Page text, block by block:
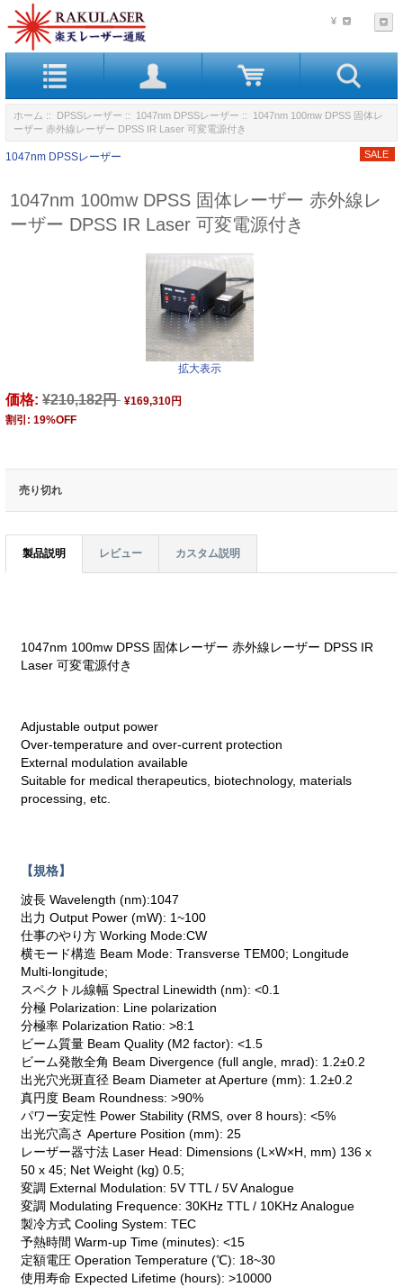
¥
ホーム :: DPSSレーザー :: 1047nm DPSSレーザー :: 1047nm 100mw DPSS 固体レ
ーザー 赤外線レーザー DPSS IR Laser 可変電源付き
1047nm DPSSレーザー
1047nm 100mw DPSS 固体レーザー 赤外線レ
ーザー DPSS IR Laser 可変電源付き
拡大表示
価格: ¥210,182円 ¥169,310円
割引: 19%OFF
売り切れ
製品説明 レビュー カスタム説明
1047nm 100mw DPSS 固体レーザー 赤外線レーザー DPSS IR
Laser 可変電源付き
Adjustable output power
Over-temperature and over-current protection
External modulation available
Suitable for medical therapeutics, biotechnology, materials
processing, etc.
【規格】
波長 Wavelength (nm):1047
出力 Output Power (mW): 1~100
仕事のやり方 Working Mode:CW
横モード構造 Beam Mode: Transverse TEM00; Longitude
Multi-longitude;
スペクトル線幅 Spectral Linewidth (nm): <0.1
分極 Polarization: Line polarization
分極率 Polarization Ratio: >8:1
ビーム質量 Beam Quality (M2 factor): <1.5
ビーム発散全角 Beam Divergence (full angle, mrad): 1.2±0.2
出光穴光斑直径 Beam Diameter at Aperture (mm): 1.2±0.2
真円度 Beam Roundness: >90%
パワー安定性 Power Stability (RMS, over 8 hours): <5%
出光穴高さ Aperture Position (mm): 25
レーザー器寸法 Laser Head: Dimensions (L×W×H, mm) 136 x
50 x 45; Net Weight (kg) 0.5;
変調 External Modulation: 5V TTL / 5V Analogue
変調 Modulating Frequence: 30KHz TTL / 10KHz Analogue
製冷方式 Cooling System: TEC
予熱時間 Warm-up Time (minutes): <15
定額電圧 Operation Temperature (℃): 18~30
使用寿命 Expected Lifetime (hours): >10000